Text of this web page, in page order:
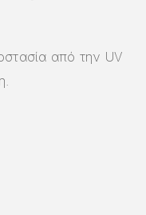
από την UV